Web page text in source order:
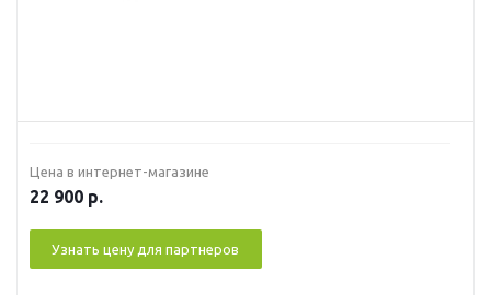
Цена в интернет-магазине
22 900 р.
Узнать цену для партнеров